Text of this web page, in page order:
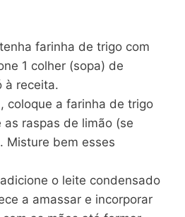
farinha de trigo com
1 colher (sopa) de
à receita.
coloque a farinha de trigo
as raspas de limão (se
Misture bem esses
o leite condensado
a amassar e incorporar